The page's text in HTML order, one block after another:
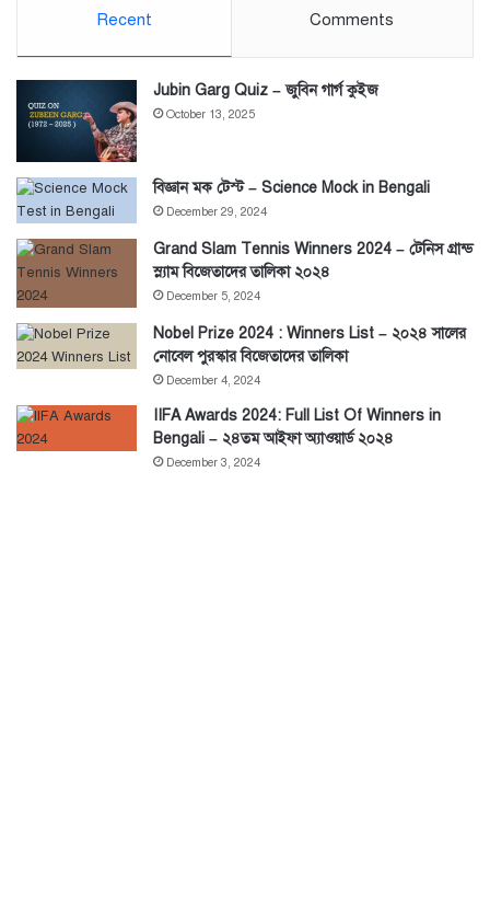
Recent Comments
Jubin Garg Quiz – জুবিন গার্গ কুইজ
October 13, 2025
বিজ্ঞান মক টেস্ট – Science Mock in Bengali
December 29, 2024
Grand Slam Tennis Winners 2024 – টেনিস গ্রান্ড
স্ল্যাম বিজেতাদের তালিকা ২০২৪
December 5, 2024
Nobel Prize 2024 : Winners List – ২০২৪ সালের
নোবেল পুরস্কার বিজেতাদের তালিকা
December 4, 2024
IIFA Awards 2024: Full List Of Winners in
Bengali – ২৪তম আইফা অ্যাওয়ার্ড ২০২৪
December 3, 2024